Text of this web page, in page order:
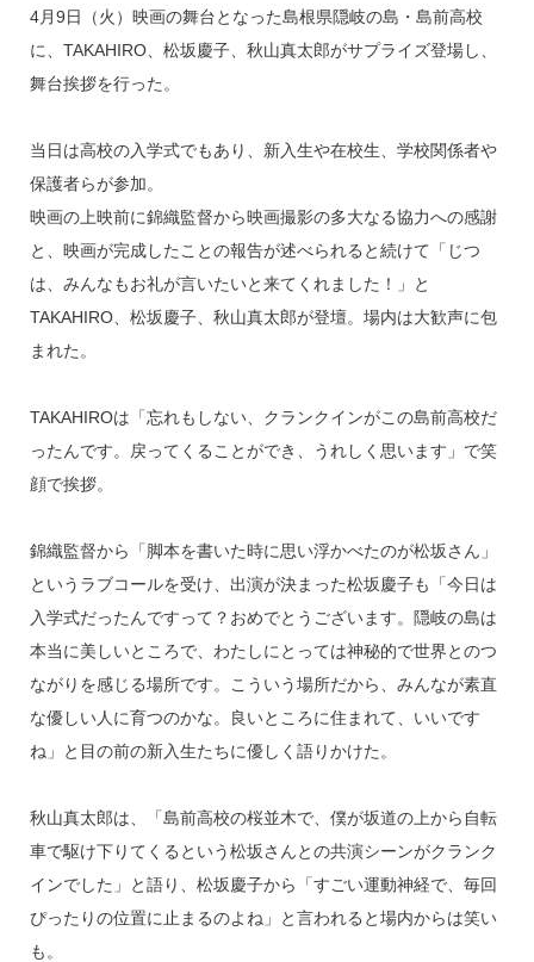
4月9日（火）映画の舞台となった島根県隠岐の島・島前高校
に、TAKAHIRO、松坂慶子、秋山真太郎がサプライズ登場し、
舞台挨拶を行った。
当日は高校の入学式でもあり、新入生や在校生、学校関係者や
保護者らが参加。
映画の上映前に錦織監督から映画撮影の多大なる協力への感謝
と、映画が完成したことの報告が述べられると続けて「じつ
は、みんなもお礼が言いたいと来てくれました！」と
TAKAHIRO、松坂慶子、秋山真太郎が登壇。場内は大歓声に包
まれた。
TAKAHIROは「忘れもしない、クランクインがこの島前高校だ
ったんです。戻ってくることができ、うれしく思います」で笑
顔で挨拶。
錦織監督から「脚本を書いた時に思い浮かべたのが松坂さん」
というラブコールを受け、出演が決まった松坂慶子も「今日は
入学式だったんですって？おめでとうございます。隠岐の島は
本当に美しいところで、わたしにとっては神秘的で世界とのつ
ながりを感じる場所です。こういう場所だから、みんなが素直
な優しい人に育つのかな。良いところに住まれて、いいです
ね」と目の前の新入生たちに優しく語りかけた。
秋山真太郎は、「島前高校の桜並木で、僕が坂道の上から自転
車で駆け下りてくるという松坂さんとの共演シーンがクランク
インでした」と語り、松坂慶子から「すごい運動神経で、毎回
ぴったりの位置に止まるのよね」と言われると場内からは笑い
も。